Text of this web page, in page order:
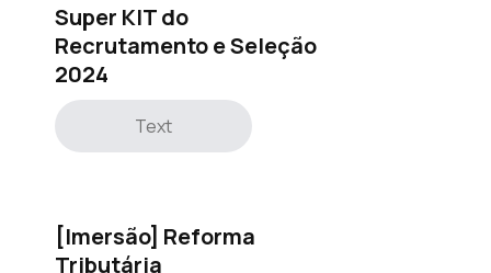
Super KIT do
Recrutamento e Seleção
2024
Text
[Imersão] Reforma
Tributária